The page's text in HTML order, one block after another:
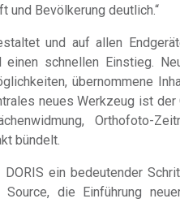
und Bevölkerung deutlich.“
und auf allen
schnellen Einstieg.
übernommene
neues Werkzeug ist
Orthofoto-
bündelt.
ein bedeutender
die Einführung